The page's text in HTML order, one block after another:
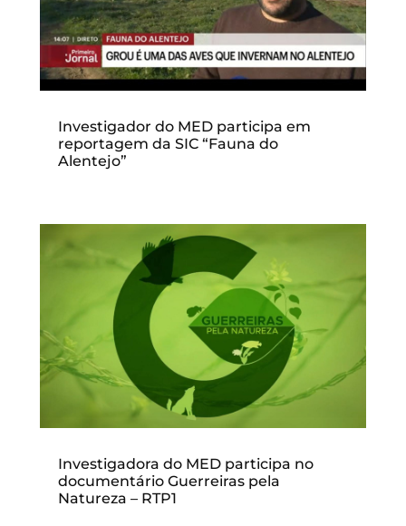
Investigador do MED participa em
reportagem da SIC “Fauna do
Alentejo”
Investigadora do MED participa no
documentário Guerreiras pela
Natureza – RTP1